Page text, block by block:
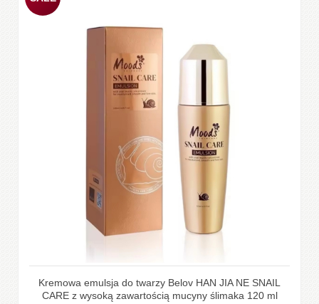
Kremowa emulsja do twarzy Belov HAN JIA NE SNAIL
CARE z wysoką zawartością mucyny ślimaka 120 ml